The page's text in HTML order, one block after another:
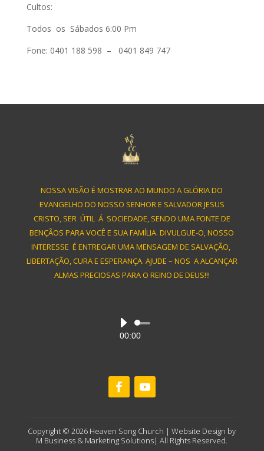
Cultos:
Todos os Sábados 6:00 Pm
Fone: 0401 188 598 – 0401 849 747
NOSSA VISÃO É MOSTRAR AO MUNDO A GLÓRIA DO
EVANGELHO DO NOSSO SENHOR E SALVADOR JESUS
CRISTO, SER ÚTIL Á SOCIEDADE, SENDO UMA FONTE DE
BENÇÃOS PARA VOCÊ E SUA FAMÍLIA. DIVULGUE-O, NOSSO
INTERESSE É ENTREGAR UMA MENSAGEM DE SALVAÇÃO,
LIBERTAÇÃO, CURA E ESPERANÇA. AJUDE – NOS A ALCANÇAR
ALMAS PRECIOSAS PARA O REINO DE DEUS!!!
Audio
Player
00:00
Copyright © 2026 Heaven Song Church | Website Design by
M Business & Marketing Solutions| All Rights Reserved.